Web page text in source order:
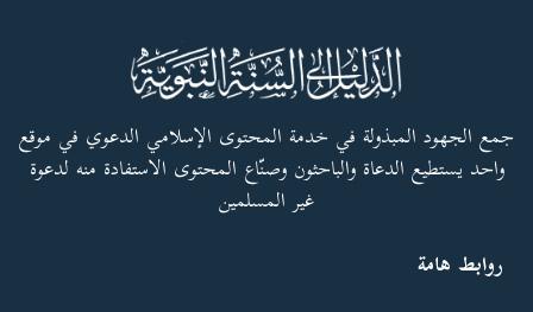
جمع الجهود المبذولة في خدمة المحتوى الإسلامي الدعوي في موقع
واحد يستطيع الدعاة والباحثون وصنّاع المحتوى الاستفادة منه لدعوة
غير المسلمين
روابط هامة